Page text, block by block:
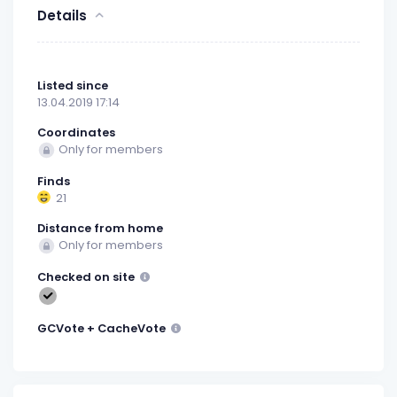
Details
Listed since
13.04.2019 17:14
Coordinates
Only for members
Finds
21
Distance from home
Only for members
Checked on site
GCVote + CacheVote